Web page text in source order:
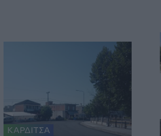
ΚΑΡΔΙΤΣΑ